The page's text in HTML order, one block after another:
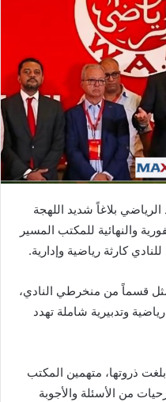
بلاغاً شديد اللهجة
والنهائية للمكتب المسير
كارثة رياضية وإدارية.
قسماً من منخرطي النادي،
وتدبيرية شاملة تهدد
ذروتها، متهمين المكتب
من الأسئلة والأجوبة